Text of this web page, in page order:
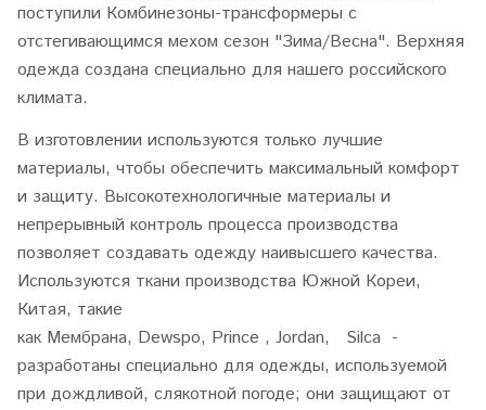
поступили Комбинезоны-трансформеры с
отстегивающимся мехом сезон "Зима/Весна". Верхняя
одежда создана специально для нашего российского
климата.
В изготовлении используются только лучшие
материалы, чтобы обеспечить максимальный комфорт
и защиту. Высокотехнологичные материалы и
непрерывный контроль процесса производства
позволяет создавать одежду наивысшего качества.
Используются ткани производства Южной Кореи,
Китая, такие
как Мембрана, Dewspo, Prince , Jordan, Silca -
разработаны специально для одежды, используемой
при дождливой, слякотной погоде; они защищают от